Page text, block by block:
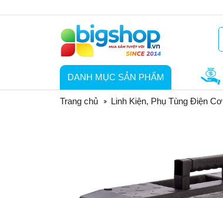
DANH MỤC SẢN PHẨM
Trang chủ
Linh Kiện, Phụ Tùng Điện Cơ